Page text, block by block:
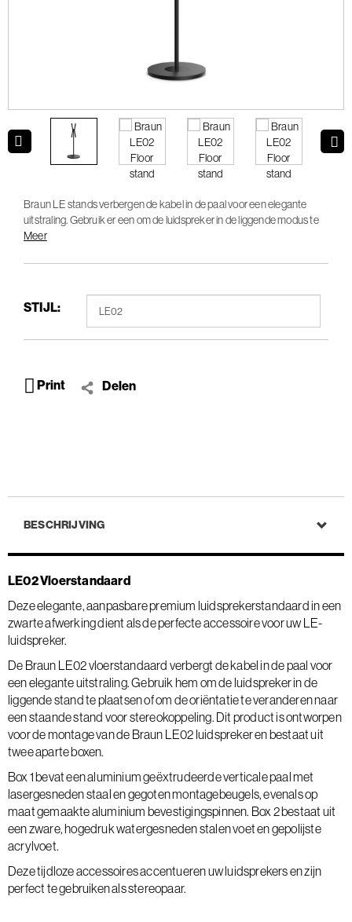
Braun LE stands verbergen de kabel in de paal voor een elegante
uitstraling. Gebruik er een om de luidspreker in de liggende modus te
plaatsen of verander de oriëntatie naar de staande modus voor
Meer
STIJL:
Print Delen
BESCHRIJVING
LE02 Vloerstandaard
Deze elegante, aanpasbare premium luidsprekerstandaard in een
zwarte afwerking dient als de perfecte accessoire voor uw LE-
luidspreker.
De Braun LE02 vloerstandaard verbergt de kabel in de paal voor
een elegante uitstraling. Gebruik hem om de luidspreker in de
liggende stand te plaatsen of om de oriëntatie te veranderen naar
een staande stand voor stereokoppeling. Dit product is ontworpen
voor de montage van de Braun LE02 luidspreker en bestaat uit
twee aparte boxen.
Box 1 bevat een aluminium geëxtrudeerde verticale paal met
lasergesneden staal en gegoten montagebeugels, evenals op
maat gemaakte aluminium bevestigingspinnen. Box 2 bestaat uit
een zware, hogedruk watergesneden stalen voet en gepolijste
acrylvoet.
Deze tijdloze accessoires accentueren uw luidsprekers en zijn
perfect te gebruiken als stereopaar.